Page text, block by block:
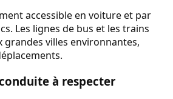
accessible en voiture et par
Les lignes de bus et les trains
grandes villes environnantes,
à respecter